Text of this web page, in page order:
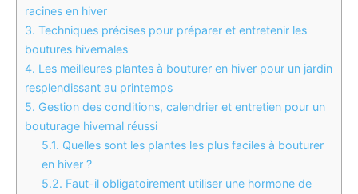
racines en hiver
3. Techniques précises pour préparer et entretenir les
boutures hivernales
4. Les meilleures plantes à bouturer en hiver pour un jardin
resplendissant au printemps
5. Gestion des conditions, calendrier et entretien pour un
bouturage hivernal réussi
5.1. Quelles sont les plantes les plus faciles à bouturer
en hiver ?
5.2. Faut-il obligatoirement utiliser une hormone de